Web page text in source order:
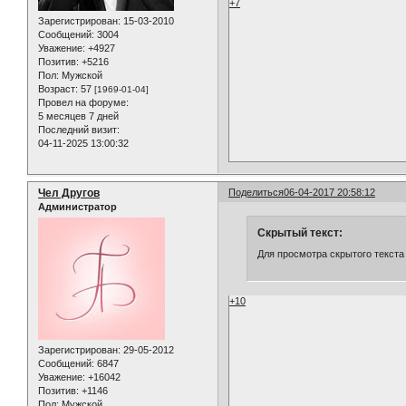
Зарегистрирован: 15-03-2010
Сообщений: 3004
Уважение: +4927
Позитив: +5216
Пол: Мужской
Возраст: 57 [1969-01-04]
Провел на форуме:
5 месяцев 7 дней
Последний визит:
04-11-2025 13:00:32
+7
Поделиться06-04-2017 20:58:12
Чел Другов
Администратор
Зарегистрирован: 29-05-2012
Сообщений: 6847
Уважение: +16042
Позитив: +1146
Скрытый текст:
Для просмотра скрытого
+10